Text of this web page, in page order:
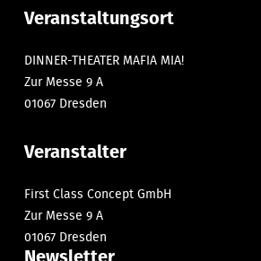
Veranstaltungsort
DINNER-THEATER MAFIA MIA!
Zur Messe 9 A
01067 Dresden
Veranstalter
First Class Concept GmbH
Zur Messe 9 A
01067 Dresden
Newsletter